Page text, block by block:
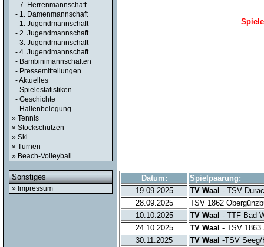
- 7. Herrenmannschaft
- 1. Damenmannschaft
- 1. Jugendmannschaft
- 2. Jugendmannschaft
- 3. Jugendmannschaft
- 4. Jugendmannschaft
- Bambinimannschaften
- Pressemitteilungen
- Aktuelles
- Spielestatistiken
- Geschichte
- Hallenbelegung
» Tennis
» Stockschützen
» Ski
» Turnen
» Beach-Volleyball
Sonstiges
» Impressum
Datum:
Spielpaarung:
19.09.2025
TV Waal - TSV
28.09.2025
TSV 1862
10.10.2025
TV Waal - TTF Bad
24.10.2025
TV Waal - TSV 1863
30.11.2025
TV Waal -TSV Seeg/